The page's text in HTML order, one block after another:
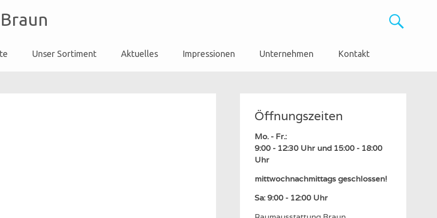
Unser Sortiment Aktuelles Impressionen Unternehmen Kontakt
Öffnungszeiten
Mo. - Fr.:
9:00 - 12:30 Uhr und 15:00 - 18:00
Uhr
mittwochnachmittags geschlossen!
Sa: 9:00 - 12:00 Uhr